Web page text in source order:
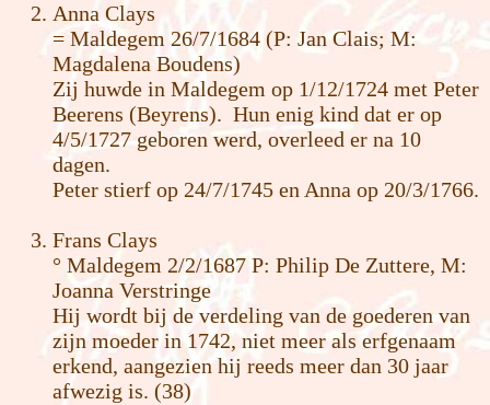
Anna Clays
= Maldegem 26/7/1684 (P: Jan Clais; M:
Magdalena Boudens)
Zij huwde in Maldegem op 1/12/1724 met Peter
Beerens (Beyrens). Hun enig kind dat er op
4/5/1727 geboren werd, overleed er na 10
dagen.
Peter stierf op 24/7/1745 en Anna op 20/3/1766.
Frans Clays
° Maldegem 2/2/1687 P: Philip De Zuttere, M:
Joanna Verstringe
Hij wordt bij de verdeling van de goederen van
zijn moeder in 1742, niet meer als erfgenaam
erkend, aangezien hij reeds meer dan 30 jaar
afwezig is. (38)